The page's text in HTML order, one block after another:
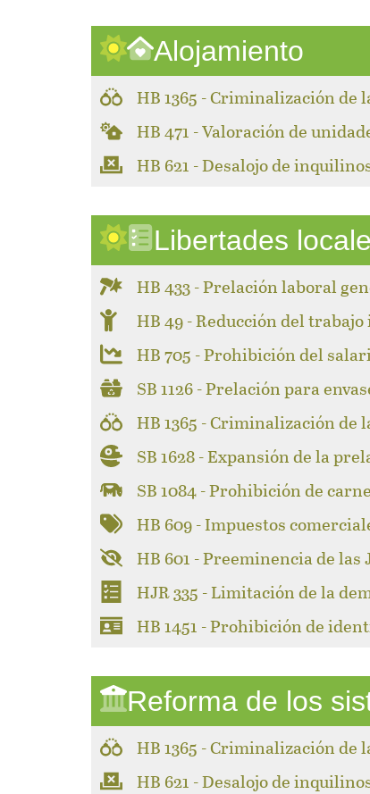
Alojamiento
HB 1365 - Criminalización de
HB 471 - Valoración de
HB 621 - Desalojo de
Libertades
HB 433 - Prelación laboral
HB 49 - Reducción del
HB 705 - Prohibición del
SB 1126 - Prelación para
HB 1365 - Criminalización de
SB 1628 - Expansión de la
SB 1084 - Prohibición de
HB 609 - Impuestos
HB 601 - Preeminencia de
HJR 335 - Limitación de la
HB 1451 - Prohibición de
Reforma de los
HB 1365 - Criminalización de
HB 621 - Desalojo de